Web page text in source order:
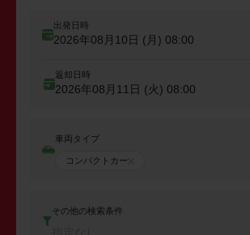
出発日時
2026年08月10日 (月) 08:00
返却日時
2026年08月11日 (火) 08:00
車両タイプ
コンパクトカー
その他の検索条件